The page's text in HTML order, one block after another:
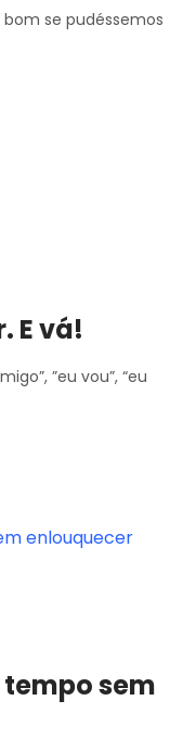
se pudéssemos
E vá!
”eu vou”, “eu
sem